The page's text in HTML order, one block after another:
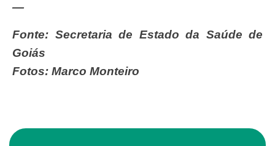
—
Fonte: Secretaria de Estado da Saúde de
Goiás
Fotos: Marco Monteiro